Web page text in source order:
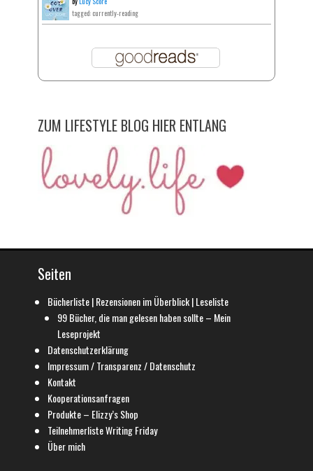
tagged: currently-reading
ZUM LIFESTYLE BLOG HIER ENTLANG
Seiten
Bücherliste | Rezensionen im Überblick | Leseliste
99 Bücher, die man gelesen haben sollte – Mein
Leseprojekt
Datenschutzerklärung
Impressum / Transparenz / Datenschutz
Kontakt
Kooperationsanfragen
Produkte – Elizzy’s Shop
Teilnehmerliste Writing Friday
Über mich